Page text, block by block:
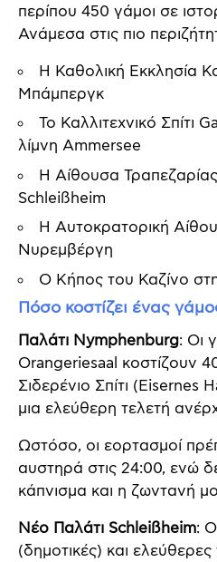
περίπου 450 γάμοι σε
Ανάμεσα στις πιο
Η Καθολική Εκκλησία
Μπάμπεργκ
Το Καλλιτεχνικό Σπίτι
λίμνη Ammersee
Η Αίθουσα
Schleißheim
Η Αυτοκρατορική
Νυρεμβέργη
Ο Κήπος του Καζίνο
Πόσο κοστίζει ένας
Παλάτι Nymphenburg: Οι
Orangeriesaal κοστίζουν
Σιδερένιο Σπίτι (Eisernes
μια ελεύθερη τελετή
Ωστόσο, οι εορτασμοί
αυστηρά στις 24:00, ενώ
κάπνισμα και η ζωντανή
Νέο Παλάτι Schleißheim:
(δημοτικές) και